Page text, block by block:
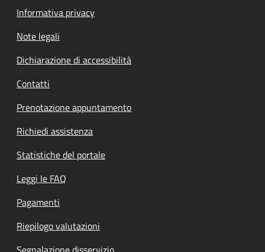
Informativa privacy
Note legali
Dichiarazione di accessibilità
Contatti
Prenotazione appuntamento
Richiedi assistenza
Statistiche del portale
Leggi le FAQ
Pagamenti
Riepilogo valutazioni